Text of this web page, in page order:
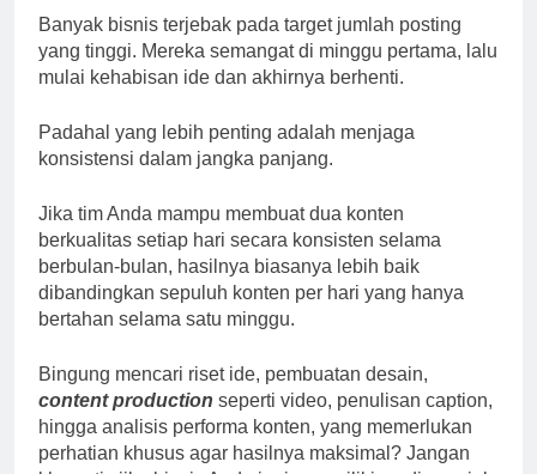
Banyak bisnis terjebak pada target jumlah posting
yang tinggi. Mereka semangat di minggu pertama, lalu
mulai kehabisan ide dan akhirnya berhenti.
Padahal yang lebih penting adalah menjaga
konsistensi dalam jangka panjang.
Jika tim Anda mampu membuat dua konten
berkualitas setiap hari secara konsisten selama
berbulan-bulan, hasilnya biasanya lebih baik
dibandingkan sepuluh konten per hari yang hanya
bertahan selama satu minggu.
Bingung mencari riset ide, pembuatan desain,
content production seperti video, penulisan caption,
hingga analisis performa konten, yang memerlukan
perhatian khusus agar hasilnya maksimal? Jangan